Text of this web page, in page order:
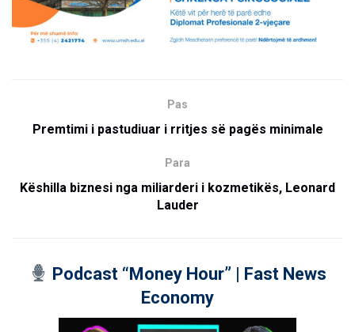
Pas
Premtimi i pastudiuar i rritjes së pagës minimale
Para
Këshilla biznesi nga miliarderi i kozmetikës, Leonard
Lauder
Podcast “Money Hour” | Fast News
Economy